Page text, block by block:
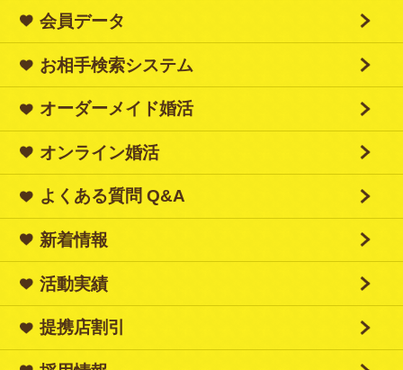
会員データ
お相手検索システム
オーダーメイド婚活
オンライン婚活
よくある質問 Q&A
新着情報
活動実績
提携店割引